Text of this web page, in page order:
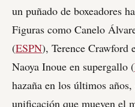
un puñado de boxeadores
Figuras como Canelo
(ESPN), Terence Crawford
Naoya Inoue en supergallo (
hazaña en los últimos
unificación que mueven el